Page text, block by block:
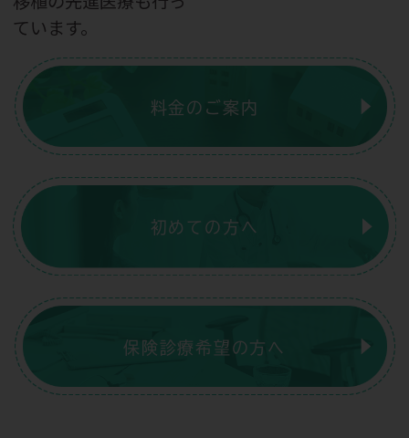
ています。
料金のご案内
初めての方へ
保険診療希望の方へ